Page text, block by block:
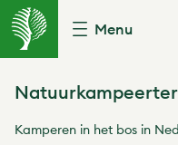
Menu
Kamperen in het bos in